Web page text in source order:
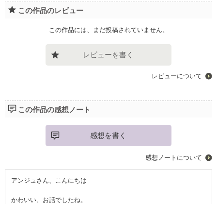
この作品のレビュー
この作品には、まだ投稿されていません。
レビューを書く
レビューについて
この作品の感想ノート
感想を書く
感想ノートについて
アンジュさん、こんにちは
かわいい、お話でしたね。